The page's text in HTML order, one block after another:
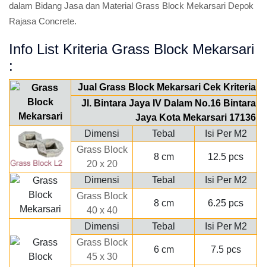
dalam Bidang Jasa dan Material Grass Block Mekarsari Depok
Rajasa Concrete.
Info List Kriteria Grass Block Mekarsari
:
Jual Grass Block Mekarsari Cek Kriteria
Jl. Bintara Jaya IV Dalam No.16 Bintara
Jaya Kota Mekarsari 17136
Dimensi
Tebal
Isi Per M2
Grass Block
20 x 20
8 cm 12.5 pcs
Dimensi Tebal
Isi Per M2
Grass Block
40 x 40
8 cm 6.25 pcs
Dimensi Tebal
Isi Per M2
Grass Block
45 x 30
6 cm 7.5 pcs